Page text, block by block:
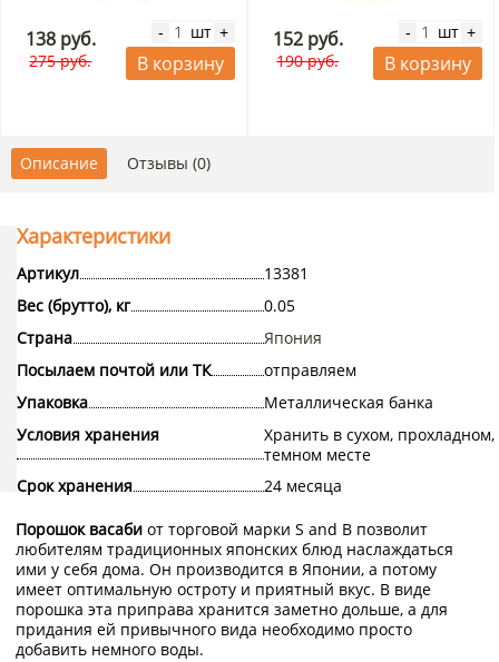
138 руб.
275 руб.
- шт +
В корзину
152 руб.
190 руб.
- шт +
В корзину
Описание Отзывы (0)
Характеристики
Артикул
13381
Вес (брутто), кг
0.05
Страна
Япония
Посылаем почтой или ТК
отправляем
Упаковка
Металлическая банка
Условия хранения
Хранить в сухом, прохладном,
темном месте
Срок хранения
24 месяца
Порошок васаби от торговой марки S and B позволит
любителям традиционных японских блюд наслаждаться
ими у себя дома. Он производится в Японии, а потому
имеет оптимальную остроту и приятный вкус. В виде
порошка эта приправа хранится заметно дольше, а для
придания ей привычного вида необходимо просто
добавить немного воды.